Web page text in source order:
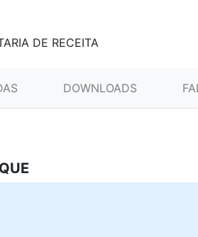
DE RECEITA
DOWNLOADS